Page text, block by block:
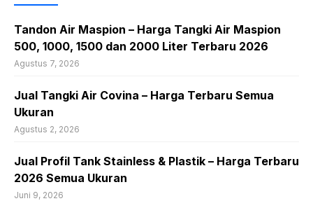
Tandon Air Maspion – Harga Tangki Air Maspion
500, 1000, 1500 dan 2000 Liter Terbaru 2026
Agustus 7, 2026
Jual Tangki Air Covina – Harga Terbaru Semua
Ukuran
Agustus 2, 2026
Jual Profil Tank Stainless & Plastik – Harga Terbaru
2026 Semua Ukuran
Juni 9, 2026